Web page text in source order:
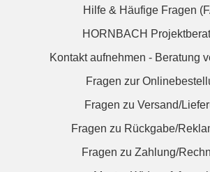
Hilfe & Häufige Fragen
HORNBACH
Kontakt aufnehmen - Beratung
Fragen zur
Fragen zu Versand/
Fragen zu Rückgabe/
Fragen zu Zahlung/